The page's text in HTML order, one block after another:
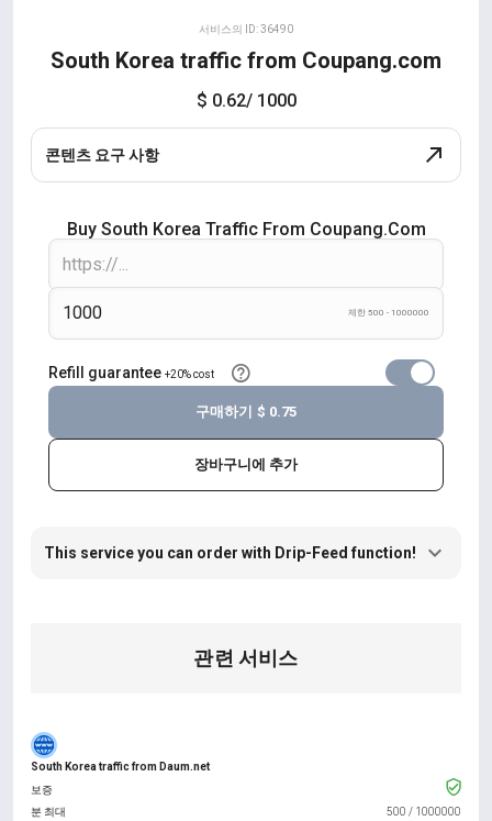
서비스의 ID: 36490
South Korea traffic from Coupang.com
$ 0.62/ 1000
콘텐츠 요구 사항
Buy South Korea Traffic From Coupang.com
제한 500 - 1000000
Refill guarantee +20% cost
장바구니에 추가
구매하기 $ 0.75
This service you can order with Drip-Feed function!
관련 서비스
South Korea traffic from Daum.net
보증
분 최대
500 / 1000000